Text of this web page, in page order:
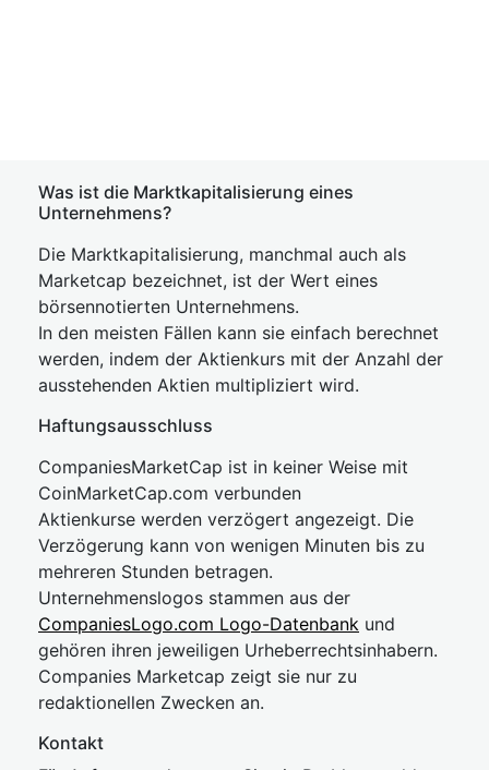
Was ist die Marktkapitalisierung eines
Unternehmens?
Die Marktkapitalisierung, manchmal auch als
Marketcap bezeichnet, ist der Wert eines
börsennotierten Unternehmens.
In den meisten Fällen kann sie einfach berechnet
werden, indem der Aktienkurs mit der Anzahl der
ausstehenden Aktien multipliziert wird.
Haftungsausschluss
CompaniesMarketCap ist in keiner Weise mit
CoinMarketCap.com verbunden
Aktienkurse werden verzögert angezeigt. Die
Verzögerung kann von wenigen Minuten bis zu
mehreren Stunden betragen.
Unternehmenslogos stammen aus der
CompaniesLogo.com Logo-Datenbank und
gehören ihren jeweiligen Urheberrechtsinhabern.
Companies Marketcap zeigt sie nur zu
redaktionellen Zwecken an.
Kontakt